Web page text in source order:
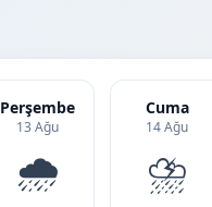
Perşembe
13 Ağu
🌧️
Cuma
14 Ağu
⛈️